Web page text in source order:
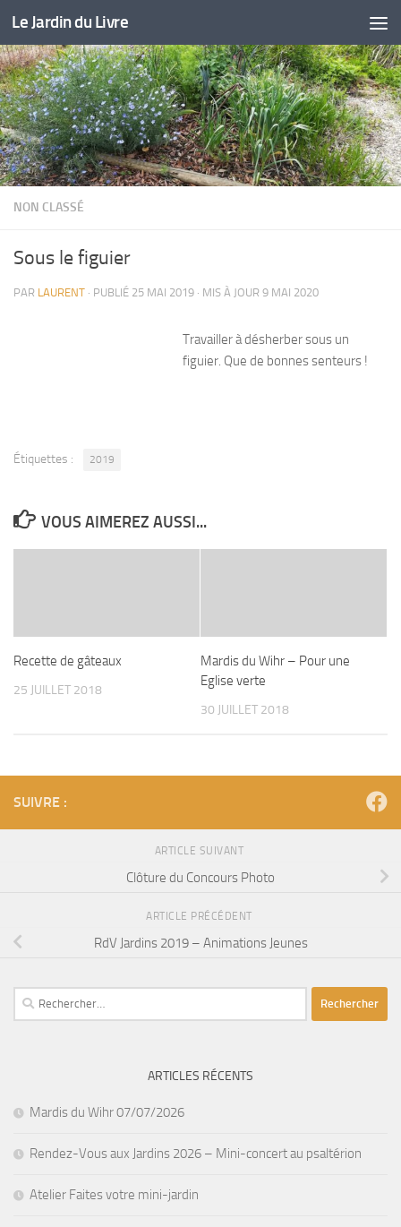
Skip to content
Le Jardin du Livre
NON CLASSÉ
Sous le figuier
PAR LAURENT · PUBLIÉ 25 MAI 2019 · MIS À JOUR 9 MAI 2020
Travailler à désherber sous un
figuier. Que de bonnes senteurs !
Étiquettes : 2019
VOUS AIMEREZ AUSSI...
Recette de gâteaux
25 JUILLET 2018
Mardis du Wihr – Pour une
Eglise verte
30 JUILLET 2018
SUIVRE :
ARTICLE SUIVANT
Clôture du Concours Photo
ARTICLE PRÉCÉDENT
RdV Jardins 2019 – Animations Jeunes
Rechercher :
ARTICLES RÉCENTS
Mardis du Wihr 07/07/2026
Rendez-Vous aux Jardins 2026 – Mini-concert au psaltérion
Atelier Faites votre mini-jardin